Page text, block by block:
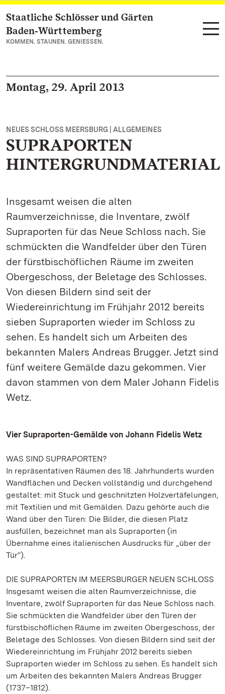
Zum Hauptinhalt springen
Staatliche Schlösser und Gärten
Baden‑Württemberg
KOMMEN. STAUNEN. GENIESSEN.
Montag, 29. April 2013
NEUES SCHLOSS MEERSBURG | ALLGEMEINES
SUPRAPORTEN
HINTERGRUNDMATERIAL
Insgesamt weisen die alten
Raumverzeichnisse, die Inventare, zwölf
Supraporten für das Neue Schloss nach. Sie
schmückten die Wandfelder über den Türen
der fürstbischöflichen Räume im zweiten
Obergeschoss, der Beletage des Schlosses.
Von diesen Bildern sind seit der
Wiedereinrichtung im Frühjahr 2012 bereits
sieben Supraporten wieder im Schloss zu
sehen. Es handelt sich um Arbeiten des
bekannten Malers Andreas Brugger. Jetzt sind
fünf weitere Gemälde dazu gekommen. Vier
davon stammen von dem Maler Johann Fidelis
Wetz.
Vier Supraporten-Gemälde von Johann Fidelis Wetz
WAS SIND SUPRAPORTEN?
In repräsentativen Räumen des 18. Jahrhunderts wurden
Wandflächen und Decken vollständig und durchgehend
gestaltet: mit Stuck und geschnitzten Holzvertäfelungen,
mit Textilien und mit Gemälden. Dazu gehörte auch die
Wand über den Türen: Die Bilder, die diesen Platz
ausfüllen, bezeichnet man als Supraporten (in
Übernahme eines italienischen Ausdrucks für „über der
Tür“).
DIE SUPRAPORTEN IM MEERSBURGER NEUEN SCHLOSS
Insgesamt weisen die alten Raumverzeichnisse, die
Inventare, zwölf Supraporten für das Neue Schloss nach.
Sie schmückten die Wandfelder über den Türen der
fürstbischöflichen Räume im zweiten Obergeschoss, der
Beletage des Schlosses. Von diesen Bildern sind seit der
Wiedereinrichtung im Frühjahr 2012 bereits sieben
Supraporten wieder im Schloss zu sehen. Es handelt sich
um Arbeiten des bekannten Malers Andreas Brugger
(1737–1812).